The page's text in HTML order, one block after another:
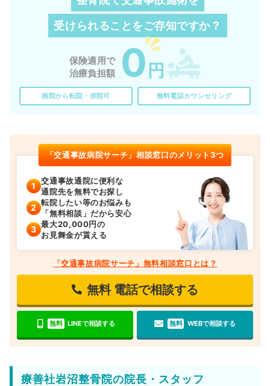
受けられることをご存知ですか？
保険適用で
治療負担額
0 円
病院から転院・併院可 無料電話カウンセリング
「交通事故病院サーチ」相談窓口のメリット3つ
交通事故通院に便利な
通院先を無料でお探し
転院したい等のお悩みも
「無料相談」だから安心
最大20,000円の
お見舞金が貰える
「交通事故病院サーチ」無料相談窓口とは？
無料 電話で相談する
無料 LINEで相談する 無料 WEBで相談する
療善社岩沼整骨院の院長・スタッフ